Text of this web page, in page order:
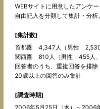
WEBサイトに用意したアンケ
自由記入を分類して集計・分析。
[集計数]
首都圏 4,347人（男性 2,530
関西圏 810人（男性 455人
回答者のうち、重複回答を排除
20歳以上の回答のみ集計
[調査時期]
2006年5月25日（木）～2006